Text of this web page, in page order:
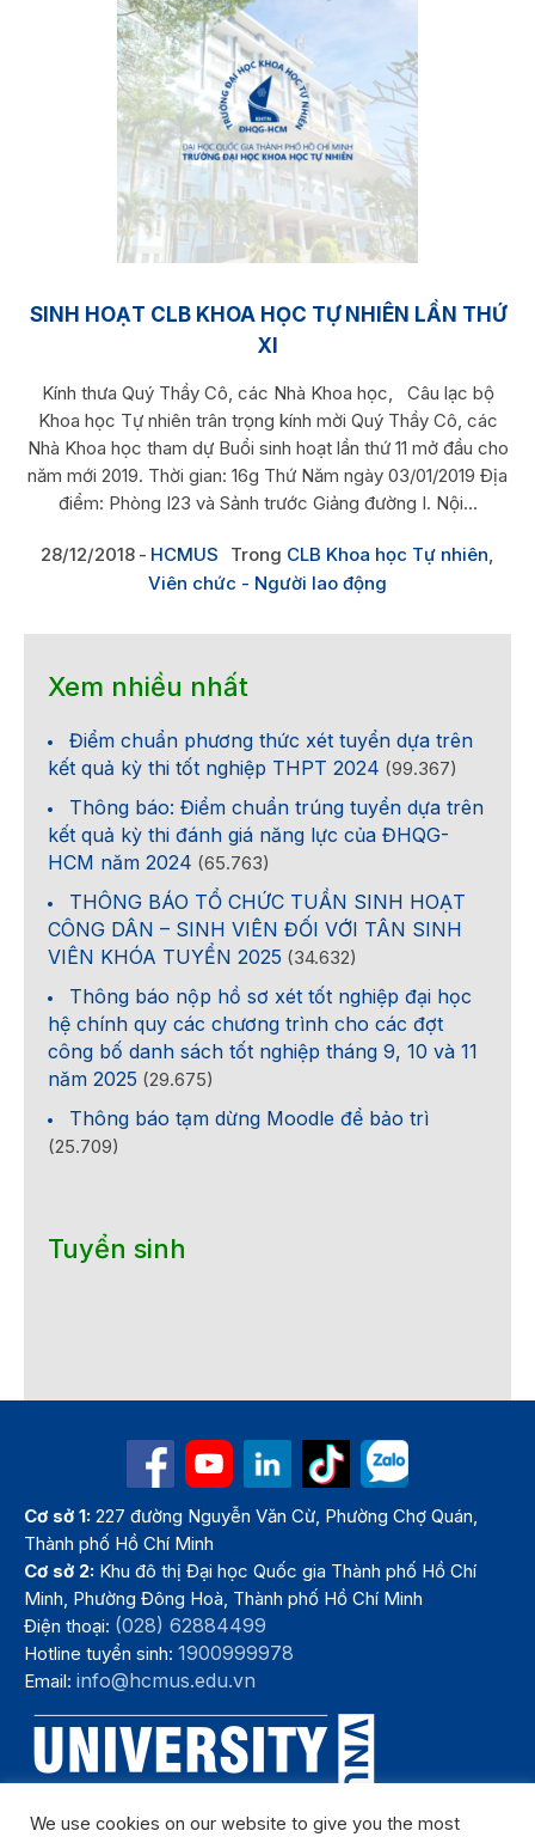
SINH HOẠT CLB KHOA HỌC TỰ NHIÊN LẦN THỨ
XI
Kính thưa Quý Thầy Cô, các Nhà Khoa học, Câu lạc bộ
Khoa học Tự nhiên trân trọng kính mời Quý Thầy Cô, các
Nhà Khoa học tham dự Buổi sinh hoạt lần thứ 11 mở đầu cho
năm mới 2019. Thời gian: 16g Thứ Năm ngày 03/01/2019 Địa
điểm: Phòng I23 và Sảnh trước Giảng đường I. Nội...
28/12/2018 HCMUS Trong CLB Khoa học Tự nhiên,
Viên chức - Người lao động
Xem nhiều nhất
Điểm chuẩn phương thức xét tuyển dựa trên
kết quả kỳ thi tốt nghiệp THPT 2024 (99.367)
Thông báo: Điểm chuẩn trúng tuyển dựa trên
kết quả kỳ thi đánh giá năng lực của ĐHQG-
HCM năm 2024 (65.763)
THÔNG BÁO TỔ CHỨC TUẦN SINH HOẠT
CÔNG DÂN – SINH VIÊN ĐỐI VỚI TÂN SINH
VIÊN KHÓA TUYỂN 2025 (34.632)
Thông báo nộp hồ sơ xét tốt nghiệp đại học
hệ chính quy các chương trình cho các đợt
công bố danh sách tốt nghiệp tháng 9, 10 và 11
năm 2025 (29.675)
Thông báo tạm dừng Moodle để bảo trì
(25.709)
Tuyển sinh
Cơ sở 1: 227 đường Nguyễn Văn Cừ, Phường Chợ Quán,
Thành phố Hồ Chí Minh
Cơ sở 2: Khu đô thị Đại học Quốc gia Thành phố Hồ Chí
Minh, Phường Đông Hoà, Thành phố Hồ Chí Minh
Điện thoại: (028) 62884499
Hotline tuyển sinh:1900999978
Email:info@hcmus.edu.vn
We use cookies on our website to give you the most